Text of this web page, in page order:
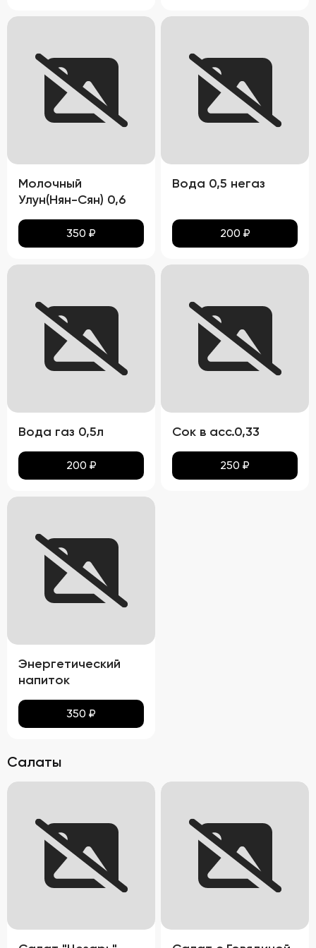
Молочный
Улун(Нян-Сян) 0,6
350 ₽
Вода 0,5 негаз
200 ₽
Вода газ 0,5л
200 ₽
Сок в асс.0,33
250 ₽
Энергетический
напиток
350 ₽
Салаты